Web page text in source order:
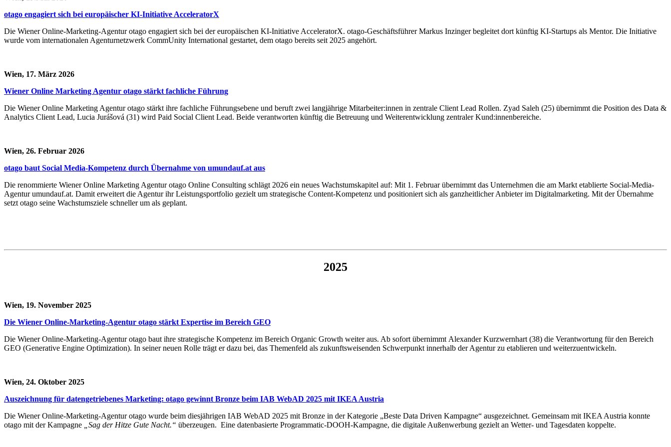
otago engagiert sich bei europäischer KI-Initiative AcceleratorX
Die Wiener Online-Marketing-Agentur otago engagiert sich bei der europäischen KI-Initiative AcceleratorX. otago-Geschäftsführer Markus Inzinger begleitet dort künftig KI-Startups als Mentor. Die Initiative
wurde vom internationalen Agenturnetzwerk CommUnity International gestartet, dem otago bereits seit 2025 angehört.
Wien, 17. März 2026
Wiener Online Marketing Agentur otago stärkt fachliche Führung
Die Wiener Online Marketing Agentur otago stärkt ihre fachliche Führungsebene und beruft zwei langjährige Mitarbeiter:innen in zentrale Client Lead Rollen. Zyad Saleh (25) übernimmt die Position des Data &
Analytics Client Lead, Lucia Jurášová (31) wird Paid Social Client Lead. Beide verantworten künftig die Betreuung und Weiterentwicklung zentraler Kund:innenbereiche.
Wien, 26. Februar 2026
otago baut Social Media-Kompetenz durch Übernahme von umundauf.at aus
Die renommierte Wiener Online Marketing Agentur otago Online Consulting schlägt 2026 ein neues Wachstumskapitel auf: Mit 1. Februar übernimmt das Unternehmen die am Markt etablierte Social-Media-
Agentur umundauf.at. Damit erweitert die Agentur ihr Leistungsportfolio gezielt um strategische Content-Kompetenz und positioniert sich als ganzheitlicher Anbieter im Digitalmarketing. Mit der Übernahme
setzt otago seine Wachstumsziele schneller um als geplant.
2025
Wien, 19. November 2025
Die Wiener Online-Marketing-Agentur otago stärkt Expertise im Bereich GEO
Die Wiener Online-Marketing-Agentur otago baut ihre strategische Kompetenz im Bereich Organic Growth weiter aus. Ab sofort übernimmt Alexander Kurzwernhart (38) die Verantwortung für den Bereich
GEO (Generative Engine Optimization). In seiner neuen Rolle trägt er dazu bei, das Themenfeld als zukunftsweisenden Schwerpunkt innerhalb der Agentur zu etablieren und weiterzuentwickeln.
Wien, 24. Oktober 2025
Auszeichnung für datengetriebenes Marketing: otago gewinnt Bronze beim IAB WebAD 2025 mit IKEA Austria
Die Wiener Online-Marketing-Agentur otago wurde beim diesjährigen IAB WebAD 2025 mit Bronze in der Kategorie „Beste Data Driven Kampagne“ ausgezeichnet. Gemeinsam mit IKEA Austria konnte
otago mit der Kampagne
„Sag der Hitze Gute Nacht.“ überzeugen. Eine datenbasierte Programmatic-DOOH-Kampagne, die digitale Außenwerbung gezielt an Wetter- und Tagesdaten koppelte.